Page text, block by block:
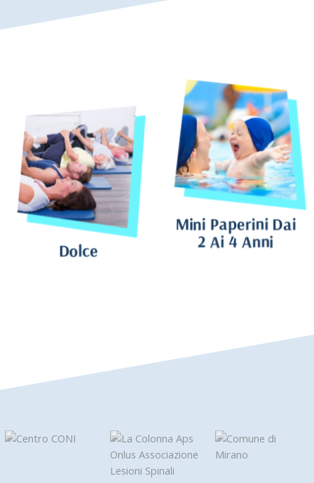
Dolce
Mini Paperini Dai
2 Ai 4 Anni